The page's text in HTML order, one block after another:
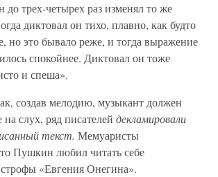
до трех-четырех раз изменял то же
диктовал он тихо, плавно, как будто
но это бывало реже, и тогда выражение
спокойнее. Диктовал он тоже
и спеша».
создав мелодию, музыкант должен
слух, ряд писателей декламировали
текст. Мемуаристы
Пушкин любил читать себе
«Евгения Онегина».